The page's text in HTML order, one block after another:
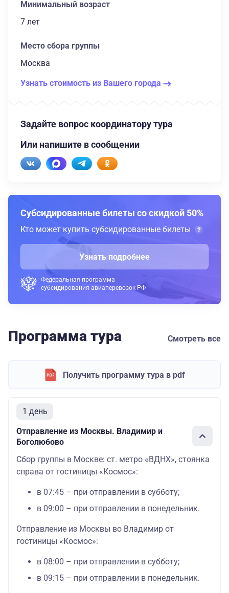
Минимальный возраст
7 лет
Место сбора группы
Москва
Узнать стоимость из Вашего города
Задайте вопрос координатору тура
Или напишите в сообщении
Субсидированные билеты со скидкой 50%
Кто может купить субсидированные билеты
Узнать подробнее
Федеральная программа
субсидирования авиаперевозок РФ
Программа тура Смотреть все
Получить программу тура в pdf
1 день
Отправление из Москвы. Владимир и
Боголюбово
Сбор группы в Москве: ст. метро «ВДНХ», стоянка
справа от гостиницы «Космос»:
в 07:45 – при отправлении в субботу;
в 09:00 – при отправлении в понедельник.
Отправление из Москвы во Владимир от
гостиницы «Космос»:
в 08:00 – при отправлении в субботу;
в 09:15 – при отправлении в понедельник.